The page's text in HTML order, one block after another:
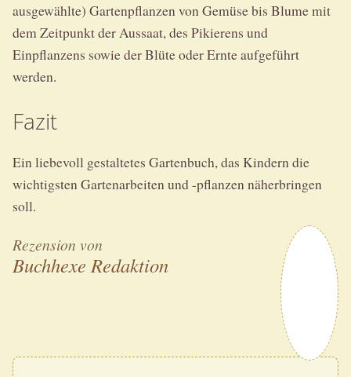
ausgewählte) Gartenpflanzen von Gemüse bis Blume mit
dem Zeitpunkt der Aussaat, des Pikierens und
Einpflanzens sowie der Blüte oder Ernte aufgeführt
werden.
Fazit
Ein liebevoll gestaltetes Gartenbuch, das Kindern die
wichtigsten Gartenarbeiten und -pflanzen näherbringen
soll.
Rezension von
Buchhexe Redaktion